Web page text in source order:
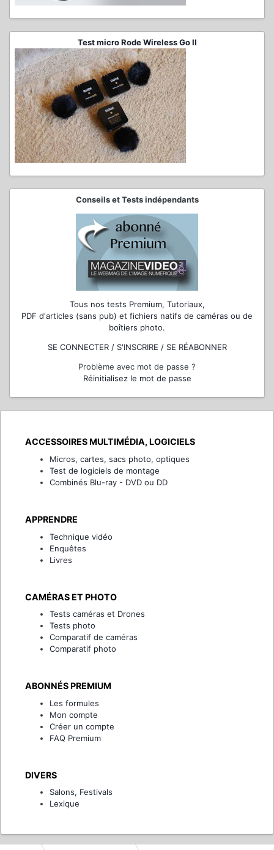
Test micro Rode Wireless Go II
Conseils et Tests indépendants
Tous nos tests Premium, Tutoriaux,
PDF d'articles (sans pub) et fichiers natifs de caméras ou de
boîtiers photo.
SE CONNECTER / S'INSCRIRE / SE RÉABONNER
Problème avec mot de passe ?
Réinitialisez le mot de passe
ACCESSOIRES MULTIMÉDIA, LOGICIELS
Micros, cartes, sacs photo, optiques
Test de logiciels de montage
Combinés Blu-ray - DVD ou DD
APPRENDRE
Technique vidéo
Enquêtes
Livres
CAMÉRAS ET PHOTO
Tests caméras et Drones
Tests photo
Comparatif de caméras
Comparatif photo
ABONNÉS PREMIUM
Les formules
Mon compte
Créer un compte
FAQ Premium
DIVERS
Salons, Festivals
Lexique